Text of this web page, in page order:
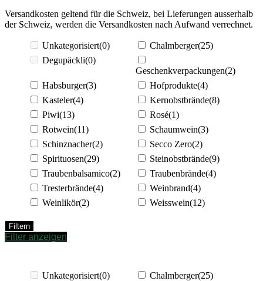
Versandkosten geltend für die Schweiz, bei Lieferungen ausserhalb
der Schweiz, werden die Versandkosten nach Aufwand verrechnet.
Unkategorisiert(0) Chalmberger(25)
Degupäckli(0)
Geschenkverpackungen(2)
Habsburger(3) Hofprodukte(4)
Kasteler(4) Kernobstbrände(8)
Piwi(13) Rosé(1)
Rotwein(11) Schaumwein(3)
Schinznacher(2) Secco Zero(2)
Spirituosen(29) Steinobstbrände(9)
Traubenbalsamico(2) Traubenbrände(4)
Tresterbrände(4) Weinbrand(4)
Weinlikör(2) Weisswein(12)
Filtern
Filter anzeigen
Unkategorisiert(0) Chalmberger(25)